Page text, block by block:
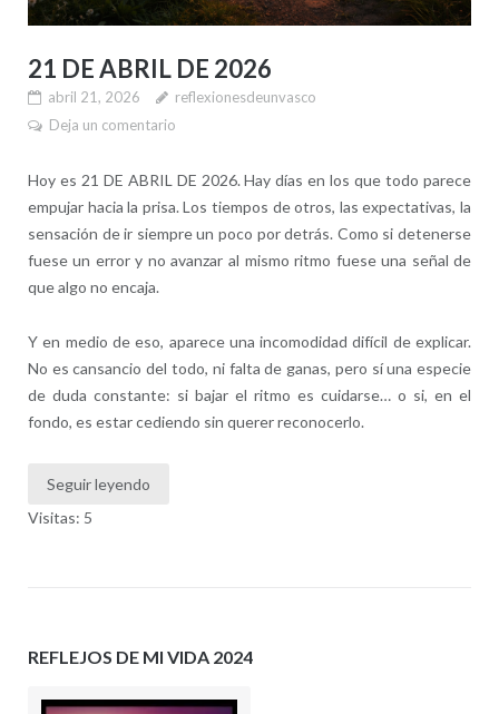
21 DE ABRIL DE 2026
abril 21, 2026
reflexionesdeunvasco
Deja un comentario
Hoy es 21 DE ABRIL DE 2026. Hay días en los que todo parece
empujar hacia la prisa. Los tiempos de otros, las expectativas, la
sensación de ir siempre un poco por detrás. Como si detenerse
fuese un error y no avanzar al mismo ritmo fuese una señal de
que algo no encaja.
Y en medio de eso, aparece una incomodidad difícil de explicar.
No es cansancio del todo, ni falta de ganas, pero sí una especie
de duda constante: si bajar el ritmo es cuidarse… o si, en el
fondo, es estar cediendo sin querer reconocerlo.
Seguir leyendo
Visitas: 5
REFLEJOS DE MI VIDA 2024